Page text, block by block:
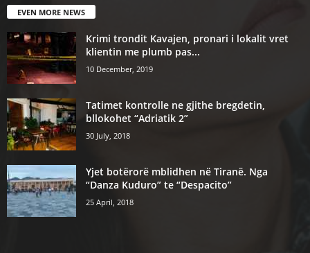
EVEN MORE NEWS
Krimi trondit Kavajen, pronari i lokalit vret
klientin me plumb pas...
10 December, 2019
Tatimet kontrolle ne gjithe bregdetin,
bllokohet “Adriatik 2”
30 July, 2018
Yjet botërorë mblidhen në Tiranë. Nga
“Danza Kuduro” te “Despacito”
25 April, 2018